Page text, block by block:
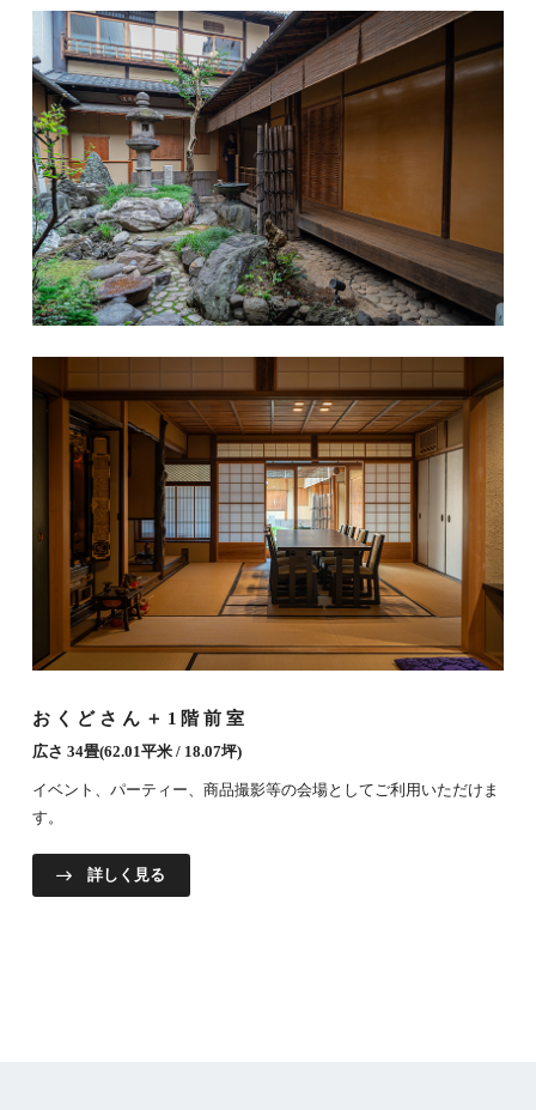
おくどさん＋1階前室
広さ 34畳(62.01平米 / 18.07坪)
イベント、パーティー、商品撮影等の会場としてご利用いただけま
す。
詳しく見る